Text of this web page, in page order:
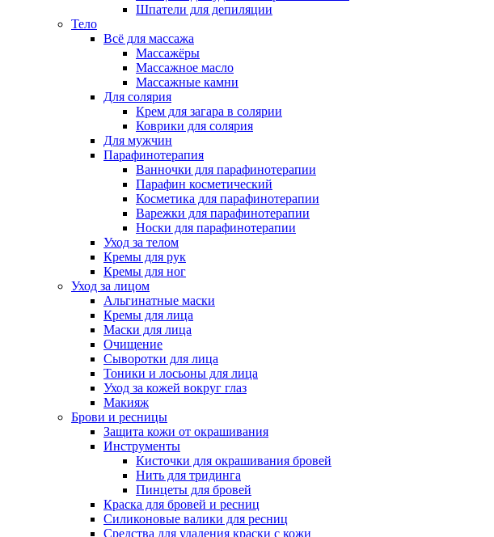
Шпатели для депиляции
Тело
Всё для массажа
Массажёры
Массажное масло
Массажные камни
Для солярия
Крем для загара в солярии
Коврики для солярия
Для мужчин
Парафинотерапия
Ванночки для парафинотерапии
Парафин косметический
Косметика для парафинотерапии
Варежки для парафинотерапии
Носки для парафинотерапии
Уход за телом
Кремы для рук
Кремы для ног
Уход за лицом
Альгинатные маски
Кремы для лица
Маски для лица
Очищение
Сыворотки для лица
Тоники и лосьоны для лица
Уход за кожей вокруг глаз
Макияж
Брови и ресницы
Защита кожи от окрашивания
Инструменты
Кисточки для окрашивания бровей
Нить для тридинга
Пинцеты для бровей
Краска для бровей и ресниц
Силиконовые валики для ресниц
Средства для удаления краски с кожи